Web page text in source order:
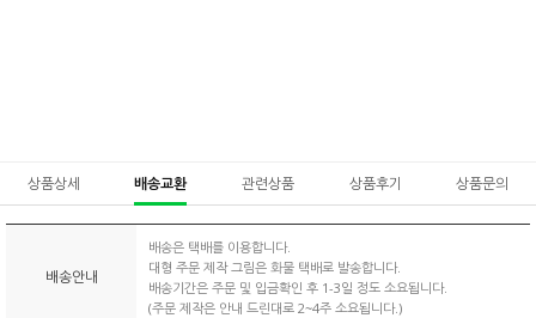
상품상세 배송교환 관련상품 상품후기 상품문의
배송안내
배송은 택배를 이용합니다.
대형 주문 제작 그림은 화물 택배로 발송합니다.
배송기간은 주문 및 입금확인 후 1-3일 정도 소요됩니다.
(주문 제작은 안내 드린대로 2~4주 소요됩니다.)